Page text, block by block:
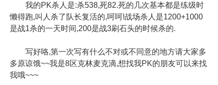
我的PK杀人是:杀538,死82.死的几次基本都是练级时
懒得跑,叫人杀了队长复活的,呵呵!战场杀人是1200+1000
是战1杀的一天时间,200是战3刷石头的时候杀的.
写好咯,第一次写有什么不对或不同意的地方请大家多
多原谅饿~~我是8区克林麦克滴,想找我PK的朋友可以来找
我哦~~~